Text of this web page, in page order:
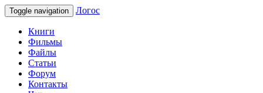
Toggle navigation Логос
Книги
Фильмы
Файлы
Статьи
Форум
Контакты